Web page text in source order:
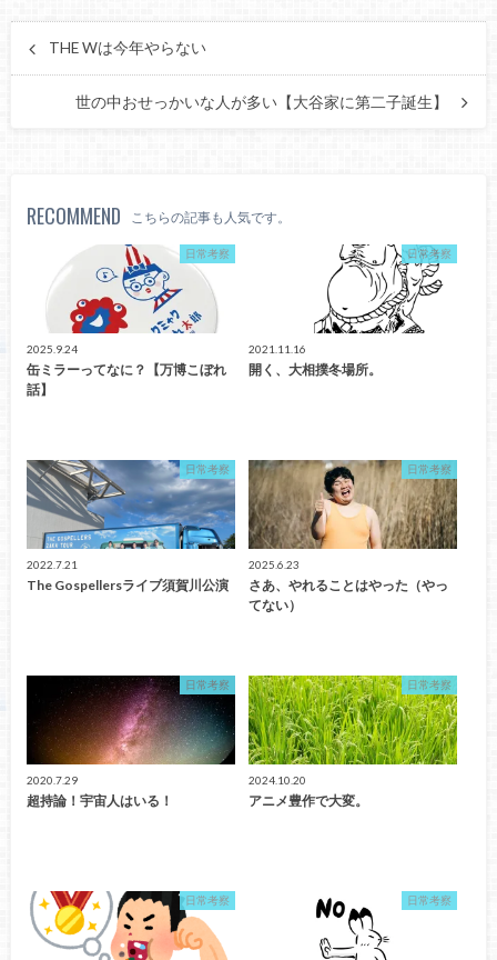
THE Wは今年やらない
世の中おせっかいな人が多い【大谷家に第二子誕生】
RECOMMEND こちらの記事も人気です。
日常考察
2025.9.24
缶ミラーってなに？【万博こぼれ
話】
日常考察
2021.11.16
開く、大相撲冬場所。
日常考察
2022.7.21
The Gospellersライブ須賀川公演
日常考察
2025.6.23
さあ、やれることはやった（やっ
てない）
日常考察
2020.7.29
超持論！宇宙人はいる！
日常考察
2024.10.20
アニメ豊作で大変。
日常考察 日常考察